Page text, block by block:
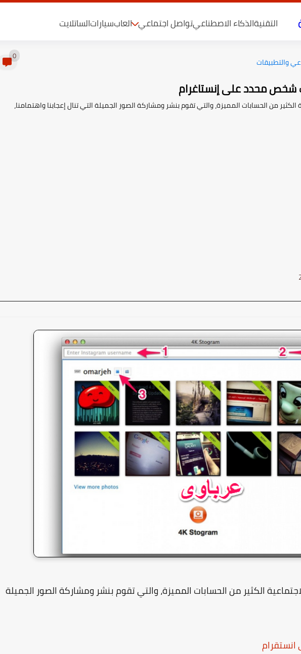
التقنيةالذكاء الاصطناعيتواصل اجتماعي العابسياراتالساتلايت
والتطبيقات 0
محدد على إنستاغرام
من الحسابات المميزة، والتي تقوم بنشر ومشاركة الصور الجميلة التي تنال إعجابنا واهتمامنا،
الكثير من الحسابات المميزة، والتي تقوم بنشر ومشاركة الصور الجميلة